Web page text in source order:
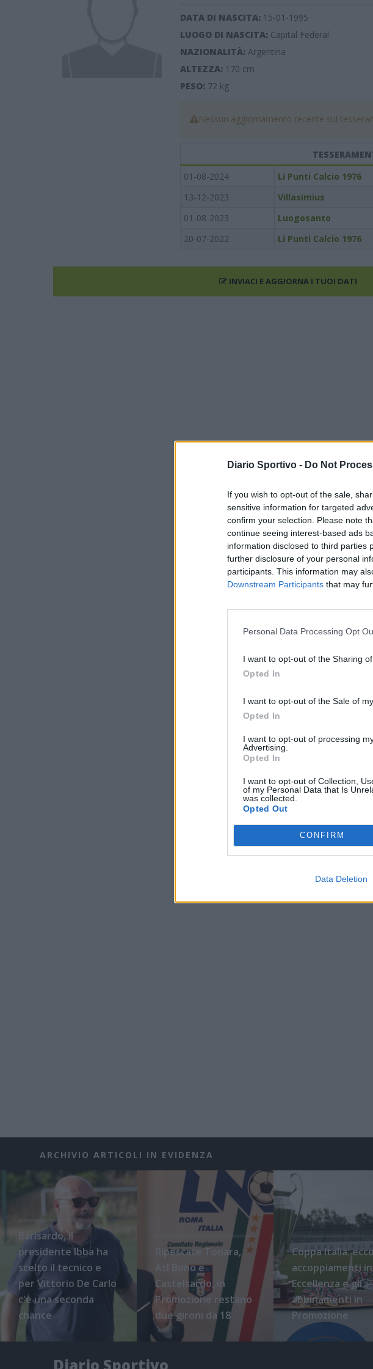
Diario Sportivo - Do Not
If you wish to opt-out of the sale,
sensitive information for targeted
confirm your selection. Please note
continue seeing interest-based ads
information disclosed to third parties
further disclosure of your personal
participants. This information may
Downstream Participants that may
Personal Data Processing Opt
I want to opt-out of the Sharing
Opted In
I want to opt-out of the Sale of
Opted In
I want to opt-out of processing
Advertising.
Opted In
I want to opt-out of Collection,
of my Personal Data that Is
was collected.
Opted Out
CONFIRM
Data Deletion
DATA DI NASCITA: 15-01-1995
LUOGO DI NASCITA: Capital Federal
NAZIONALITÀ: Argentina
ALTEZZA: 170 cm
PESO: 72kg
Nessun aggiornamento recente sul
01-08-2024
Li Punti Calcio 1976
13-12-2023
Villasimius
01-08-2023
Luogosanto
20-07-2022
Li Punti Calcio 1976
INVIACI E AGGIORNA I TUOI DATI
ARCHIVIO ARTICOLI IN EVIDENZA
Barisardo, il
presidente Ibba ha
scelto il tecnico e
per Vittorio De Carlo
c'è una seconda
chance
Ripescate Tonara,
Atl Bono e
Castelsardo, in
Promozione restano
due gironi da 18
Coppa Italia:
accoppiamenti in
Eccellenza e gli
abbinamenti in
Promozione